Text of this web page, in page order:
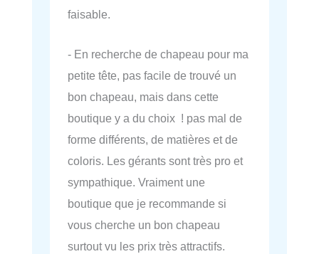
faisable.
- En recherche de chapeau pour ma
petite tête, pas facile de trouvé un
bon chapeau, mais dans cette
boutique y a du choix ! pas mal de
forme différents, de matières et de
coloris. Les gérants sont très pro et
sympathique. Vraiment une
boutique que je recommande si
vous cherche un bon chapeau
surtout vu les prix très attractifs.